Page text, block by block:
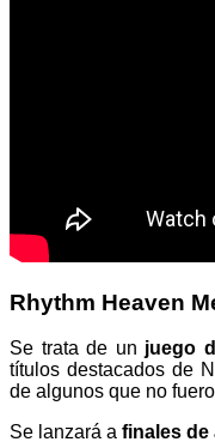
Rhythm Heaven
Se trata de un juego
títulos destacados de
de algunos que no
Se lanzará a finales de